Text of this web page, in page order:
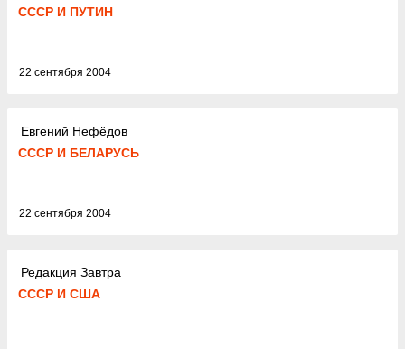
СССР И ПУТИН
22 сентября 2004
Евгений Нефёдов
СССР И БЕЛАРУСЬ
22 сентября 2004
Редакция Завтра
СССР И США